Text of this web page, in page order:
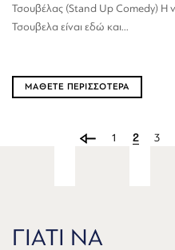
Τσουβέλας (Stand Up Comedy) Η
Τσουβελα είναι εδώ και...
ΜΑΘΕΤΕ ΠΕΡΙΣΣΟΤΕΡΑ
1 2 3
ΓΙΑΤΙ ΝΑ